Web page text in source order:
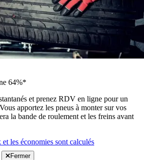
64%*
et prenez RDV en ligne pour un
apportez les pneus à monter sur vos
la bande de roulement et les freins avant
les économies sont calculés
Fermer